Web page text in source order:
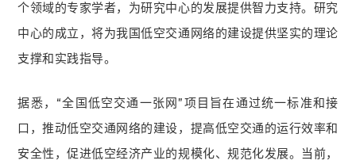
个领域的专家学者，为研究中心的发展提供智力支持。研究
中心的成立，将为我国低空交通网络的建设提供坚实的理论
支撑和实践指导。
据悉，“全国低空交通一张网”项目旨在通过统一标准和接
口，推动低空交通网络的建设，提高低空交通的运行效率和
安全性，促进低空经济产业的规模化、规范化发展。当前，